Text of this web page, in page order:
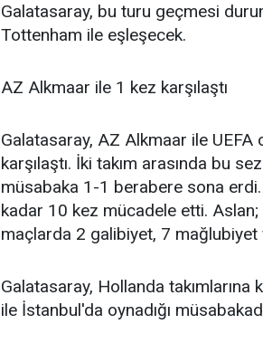
Galatasaray, bu turu geçmesi
Tottenham ile eşleşecek.
AZ Alkmaar ile 1 kez karşılaştı
Galatasaray, AZ Alkmaar ile
karşılaştı. İki takım arasında bu
müsabaka 1-1 berabere sona erdi.
kadar 10 kez mücadele etti. Aslan;
maçlarda 2 galibiyet, 7 mağlubiyet
Galatasaray, Hollanda
ile İstanbul'da oynadığı